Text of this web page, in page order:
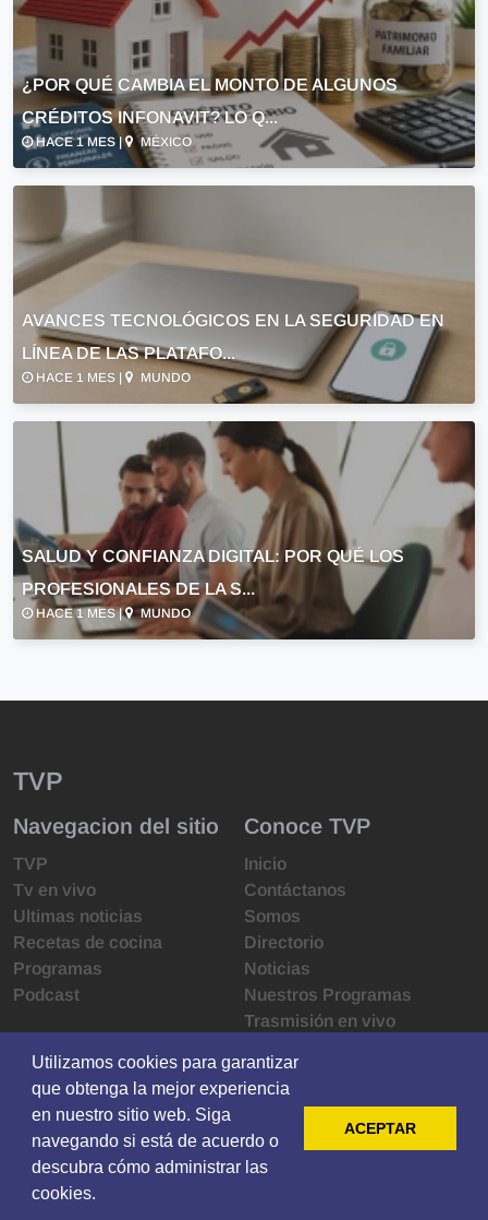
¿POR QUÉ CAMBIA EL MONTO DE ALGUNOS
CRÉDITOS INFONAVIT? LO Q...
HACE 1 MES | MÉXICO
AVANCES TECNOLÓGICOS EN LA SEGURIDAD EN
LÍNEA DE LAS PLATAFO...
HACE 1 MES | MUNDO
SALUD Y CONFIANZA DIGITAL: POR QUÉ LOS
PROFESIONALES DE LA S...
HACE 1 MES | MUNDO
TVP
Navegacion del sitio
TVP
Tv en vivo
Ultimas noticias
Recetas de cocina
Programas
Podcast
Conoce TVP
Inicio
Contáctanos
Somos
Directorio
Noticias
Nuestros Programas
Trasmisión en vivo
Derechos de las audiencias
Código de ética
Redes sociales
© 2021 Televisoras Grupo Pacífico ·
Utilizamos cookies para garantizar
que obtenga la mejor experiencia
en nuestro sitio web. Siga
navegando si está de acuerdo o
descubra cómo administrar las
cookies.
ACEPTAR
Utilizamos cookies para garantizar
que obtenga la mejor experiencia
en nuestro sitio web. Siga
navegando si está de acuerdo o
descubra cómo administrar las
cookies.
ACEPTAR